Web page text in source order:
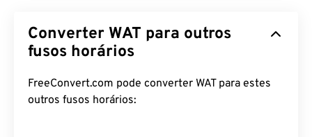
Converter WAT para outros
fusos horários
FreeConvert.com pode converter WAT para estes
outros fusos horários: